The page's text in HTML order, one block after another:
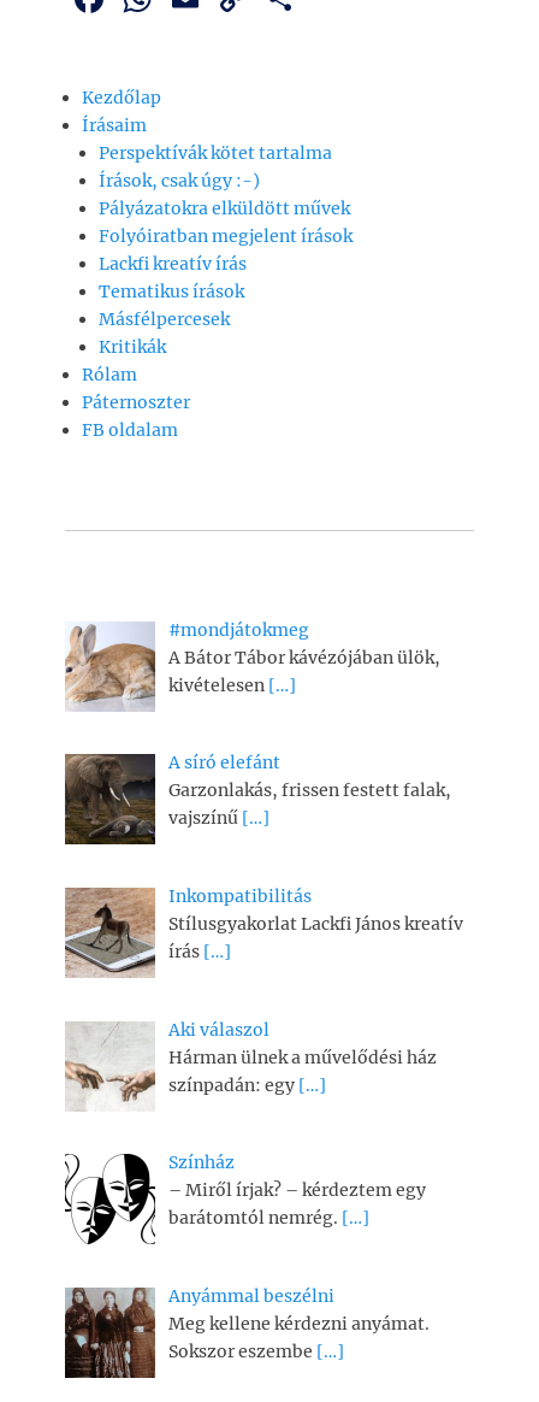
e
b
o
o
k
s
A
p
p
Li
n
k
m
e
g
Kezdőlap
Írásaim
Perspektívák kötet tartalma
Írások, csak úgy :-)
Pályázatokra elküldött művek
Folyóiratban megjelent írások
Lackfi kreatív írás
Tematikus írások
Másfélpercesek
Kritikák
Rólam
Páternoszter
FB oldalam
#mondjátokmeg
A Bátor Tábor kávézójában ülök,
kivételesen […]
A síró elefánt
Garzonlakás, frissen festett falak,
vajszínű […]
Inkompatibilitás
Stílusgyakorlat Lackfi János kreatív
írás […]
Aki válaszol
Hárman ülnek a művelődési ház
színpadán: egy […]
Színház
– Miről írjak? – kérdeztem egy
barátomtól nemrég. […]
Anyámmal beszélni
Meg kellene kérdezni anyámat.
Sokszor eszembe […]